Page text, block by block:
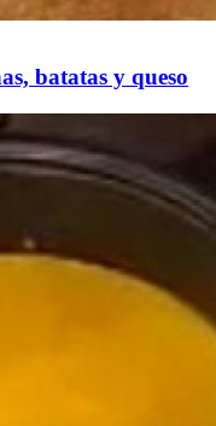
batatas y queso